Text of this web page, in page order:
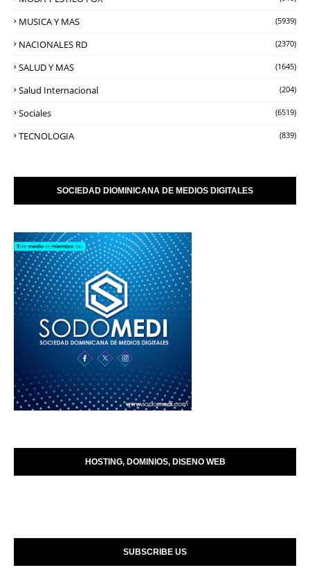
MUSICA Y MAS (5939)
NACIONALES RD (2370)
SALUD Y MAS (1645)
Salud Internacional (204)
Sociales (6519)
TECNOLOGIA (839)
SOCIEDAD DIOMINICANA DE MEDIOS DIGITALES
HOSTING, DOMINIOS, DISENO WEB
SUBSCRIBE US